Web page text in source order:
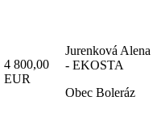
4 800,00
EUR
Jurenková Alena
- EKOSTA
Obec Boleráz